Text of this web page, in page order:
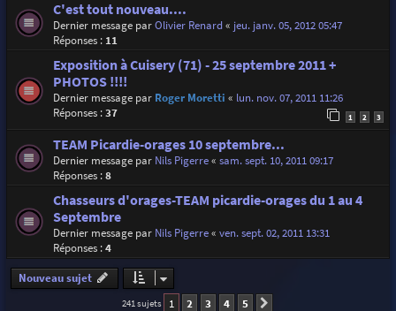
C'est tout nouveau....
Dernier message parOlivier Renard« jeu. janv. 05, 2012 05:47
Réponses : 11
Exposition à Cuisery (71) - 25 septembre 2011 +
PHOTOS !!!!
Dernier message par Roger Moretti « lun. nov. 07, 2011 11:26
Réponses :37 1 2 3
TEAM Picardie-orages 10 septembre...
Dernier message par Nils Pigerre« sam. sept. 10, 2011 09:17
Réponses :8
Chasseurs d'orages-TEAM picardie-orages du 1 au 4
Septembre
Dernier message par Nils Pigerre« ven. sept. 02, 2011 13:31
Réponses :4
Nouveau sujet
241 sujets 1 2 3 4 5